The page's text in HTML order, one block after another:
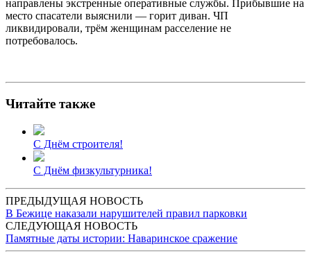
направлены экстренные оперативные службы. Прибывшие на
место спасатели выяснили — горит диван. ЧП
ликвидировали, трём женщинам расселение не
потребовалось.
Читайте также
С Днём строителя!
С Днём физкультурника!
ПРЕДЫДУЩАЯ НОВОСТЬ
В Бежице наказали нарушителей правил парковки
СЛЕДУЮЩАЯ НОВОСТЬ
Памятные даты истории: Наваринское сражение